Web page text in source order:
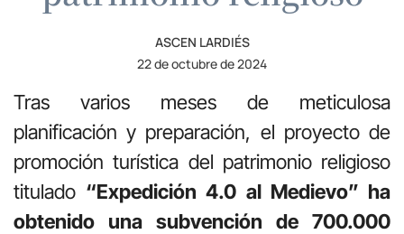
ASCEN LARDIÉS
22 de octubre de 2024
Tras varios meses de meticulosa
planificación y preparación, el proyecto de
promoción turística del patrimonio religioso
titulado “Expedición 4.0 al Medievo” ha
obtenido una subvención de 700.000